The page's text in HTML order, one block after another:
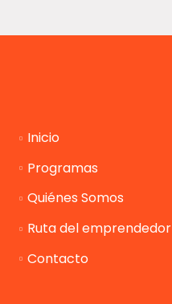
Inicio
Programas
Quiénes Somos
Ruta del emprendedor
Contacto